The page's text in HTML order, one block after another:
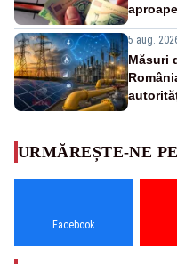
5 aug.
Măsuri
URMĂREȘTE-NE PE
Facebook